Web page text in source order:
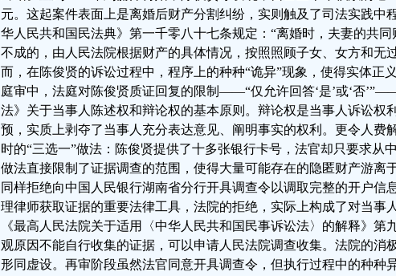
元。这起案件表面上是离婚后财产分割纠纷，实则触及了司法实践中
华人民共和国民法典》第一千零八十七条规定：“离婚时，夫妻的共
不成的，由人民法院根据财产的具体情况，按照照顾子女、女方和无
而，在陈俊贤的诉讼过程中，程序上的种种“诡异”现象，使得实体正
庭审中，法庭对陈俊贤质证回复的限制——“仅允许回答‘是’或‘否
法》关于当事人陈述权和辩论权的基本原则。辩论权是当事人诉讼权
预，实质上剥夺了当事人充分表达意见、阐明事实的权利。更令人费
时的“三选一”做法：陈俊贤提供了十多张银行卡号，法官却只要求从
做法直接限制了证据调查的范围，使得大量可能存在的隐匿财产游离
同样拒绝向中国人民银行湖南省分行开具调查令以调取完整的开户信
理律师获取证据的重要法律工具，法院的拒绝，实际上构成了对当事
《最高人民法院关于适用〈中华人民共和国民事诉讼法〉的解释》第
观原因不能自行收集的证据，可以申请人民法院调查收集。法院的消
形同虚设。再审阶段虽然法官同意开具调查令，但执行过程中的种